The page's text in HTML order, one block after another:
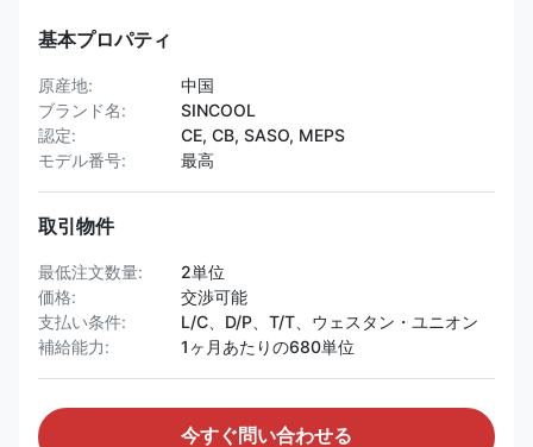
基本プロパティ
原産地:
中国
ブランド名:
SINCOOL
認定:
CE, CB, SASO, MEPS
モデル番号:
最高
取引物件
最低注文数量:
2単位
価格:
交渉可能
支払い条件:
L/C、D/P、T/T、ウェスタン・ユニオン
補給能力:
1ヶ月あたりの680単位
今すぐ問い合わせる